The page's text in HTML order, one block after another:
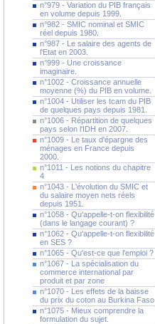
n°979 - Variation du PIB français
en volume depuis 1999.
n°982 - SMIC nominal et SMIC
réel depuis 1980.
n°987 - Le salaire des agents de
l'Etat en 2003.
n°999 - Une croissance
imaginaire.
n°1002 - Croissance annuelle
moyenne (%) du PIB en volume.
n°1004 - Utiliser les tcam du PIB
de quelques pays depuis 1981.
n°1006 - Répartition de quelques
pays selon l'IDH en 2007.
n°1009 - Le taux d'épargne des
ménages en France depuis
2000.
n°1011 - Les notions du chapitre
4
n°1043 - L'évolution du SMIC et
du salaire moyen nets réels
depuis 1951.
n°1058 - Qu'appelle-t-on flexibilité
(dans le langage courant) ?
n°1062 - Qu'appelle-t-on flexibilité
en SES ?
n°1065 - Qu'est-ce que l'emploi ?
n°1067 - La spécialisation du
commerce international par
produit et par zone
n°1070 - Les effets de la baisse
du prix du coton au Burkina Faso
n°1075 - Mieux comprendre la
formulation du sujet.